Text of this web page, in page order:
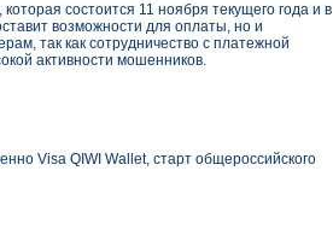
состоится 11 ноября текущего года и в
возможности для оплаты, но и
так как сотрудничество с платежной
активности мошенников.
Visa QIWI Wallet, старт общероссийского